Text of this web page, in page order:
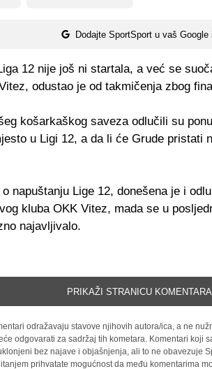
Dodajte SportSport u vaš Google
12 nije još ni startala, a već se
odustao je od takmičenja zbog
košarkaškog saveza odlučili su
u Ligi 12, a da li će Grude pristati
o napuštanju Lige 12, donešena je i
kluba OKK Vitez, mada se u
najavljivalo.
PRIKAŽI STRANICU
odražavaju stavove njihovih autora/ica, a ne
odgovarati za sadržaj tih kometara. Komentari koji
bez najave i objašnjenja, ali to ne obavezuje
prihvatate mogućnost da među komentarima